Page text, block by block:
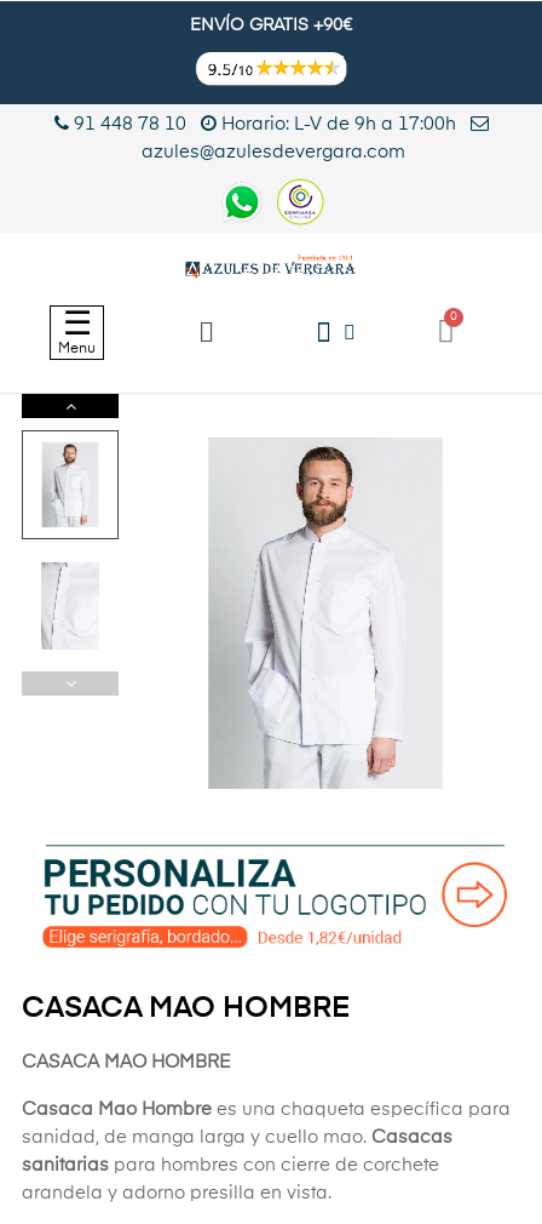
ENVÍO GRATIS +90€
91 448 78 10
Horario: L-V de 9h a 17:00h
azules@azulesdevergara.com
Navegación
de
palanca
☰
Menu
CASACA MAO HOMBRE
CASACA MAO HOMBRE
Casaca Mao Hombre es una chaqueta específica para
sanidad, de manga larga y cuello mao. Casacas
sanitarias para hombres con cierre de corchete
arandela y adorno presilla en vista.